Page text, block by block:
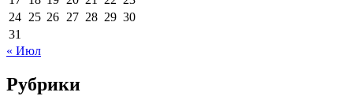
24 25 26 27 28 29 30
31
« Июл
Рубрики